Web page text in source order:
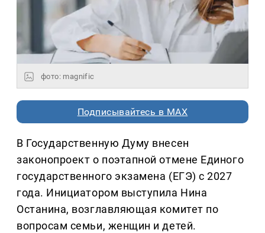
фото: magnific
Подписывайтесь в MAX
В Государственную Думу внесен
законопроект о поэтапной отмене Единого
государственного экзамена (ЕГЭ) с 2027
года. Инициатором выступила Нина
Останина, возглавляющая комитет по
вопросам семьи, женщин и детей.